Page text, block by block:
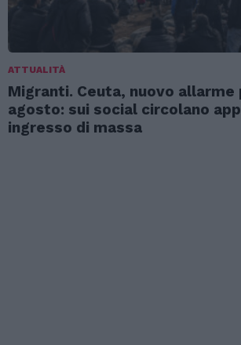
ATTUALITÀ
Migranti. Ceuta, nuovo allarme
agosto: sui social circolano
ingresso di massa